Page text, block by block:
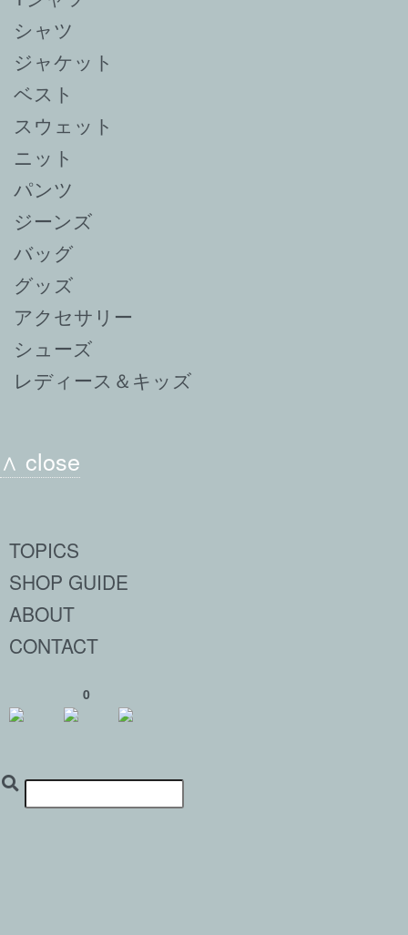
シャツ
ジャケット
ベスト
スウェット
ニット
パンツ
ジーンズ
バッグ
グッズ
アクセサリー
シューズ
レディース＆キッズ
∧ close
TOPICS
SHOP GUIDE
ABOUT
CONTACT
0